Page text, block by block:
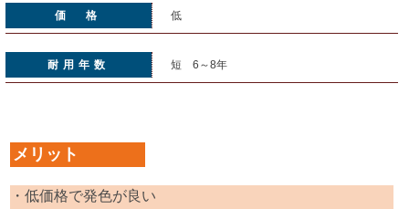
価 格 低
耐用年数 短 6～8年
メリット
・低価格で発色が良い